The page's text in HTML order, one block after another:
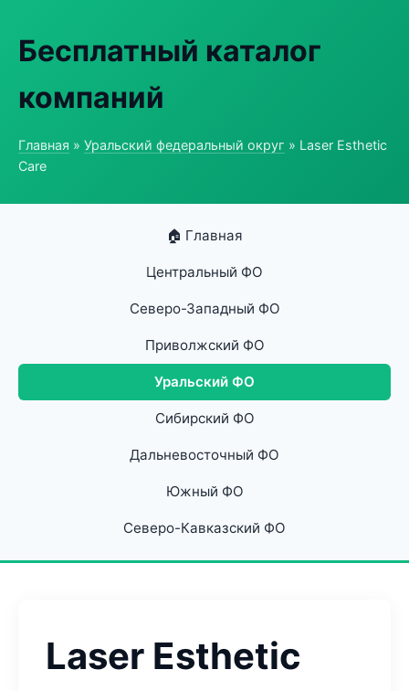
Бесплатный каталог
компаний
Главная » Уральский федеральный округ » Laser Esthetic
Care
🏠 Главная
Центральный ФО
Северо-Западный ФО
Приволжский ФО
Уральский ФО
Сибирский ФО
Дальневосточный ФО
Южный ФО
Северо-Кавказский ФО
Laser Esthetic